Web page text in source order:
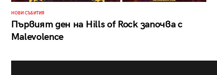
НОВИ СЪБИТИЯ
Първият ден на Hills of Rock започва с
Malevolence